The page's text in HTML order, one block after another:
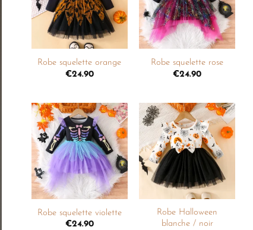
liste de
souhaits
Robe squelette orange
€24.90
liste de
souhaits
+
Robe squelette rose
€24.90
Ajouter
à la
liste de
souhaits
Robe squelette violette
€24.90
Ajouter
à la
liste de
souhaits
Robe Halloween
blanche / noir